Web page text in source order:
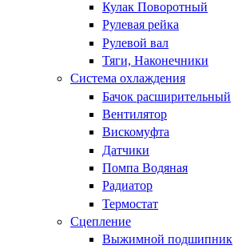
Кулак Поворотный
Рулевая рейка
Рулевой вал
Тяги, Наконечники
Система охлаждения
Бачок расширительный
Вентилятор
Вискомуфта
Датчики
Помпа Водяная
Радиатор
Термостат
Сцепление
Выжимной подшипник